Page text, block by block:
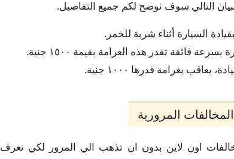
التالي سوف نوضح لكم جميع التفاصيل.
فائقة تقدر هذه الغرامة بقيمة ١٥٠٠ جنية.
بغرامة قدرها ١٠٠٠ جنية.
المرورية
اون لاين بدون ان تذهب الي المرور لكي تعرف